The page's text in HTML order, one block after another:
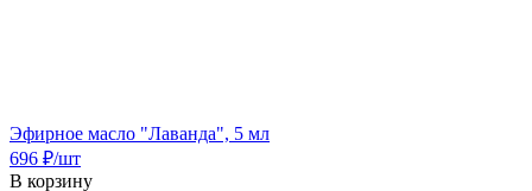
Эфирное масло "Лаванда", 5 мл
696 ₽/шт
В корзину